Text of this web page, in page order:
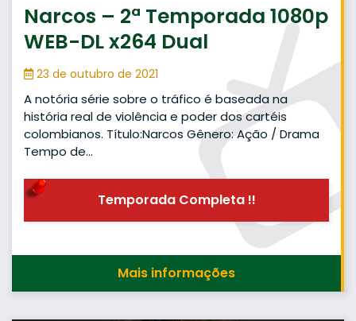
Narcos – 2ª Temporada 1080p
WEB-DL x264 Dual
23 de outubro de 2021
A notória série sobre o tráfico é baseada na
história real de violência e poder dos cartéis
colombianos. Título:Narcos Gênero: Ação / Drama
Tempo de…
Temporada Completa !!
Mais informações